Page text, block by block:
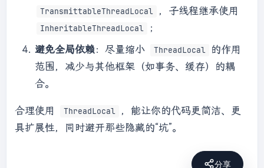
TransmittableThreadLocal ，子线程继承使用
InheritableThreadLocal
；
避免全局依赖：尽量缩小 ThreadLocal
的作用
范围，减少与其他框架（如事务、缓存）的耦
合。
合理使用 ThreadLocal
，能让你的代码更简洁、更
具扩展性，同时避开那些隐藏的“坑”。
分享